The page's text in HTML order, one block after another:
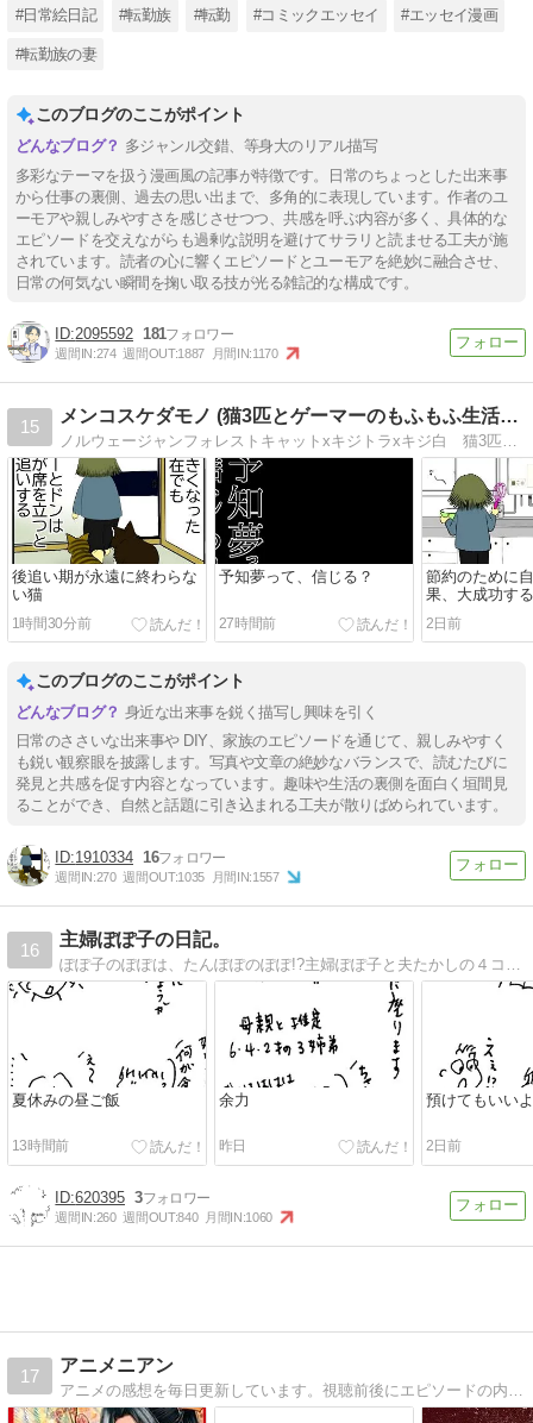
#日常絵日記 #転勤族 #転勤 #コミックエッセイ #エッセイ漫画
#転勤族の妻
このブログのここがポイント
多ジャンル交錯、等身大のリアル描写
多彩なテーマを扱う漫画風の記事が特徴です。日常のちょっとした出来事
から仕事の裏側、過去の思い出まで、多角的に表現しています。作者のユ
ーモアや親しみやすさを感じさせつつ、共感を呼ぶ内容が多く、具体的な
エピソードを交えながらも過剰な説明を避けてサラリと読ませる工夫が施
されています。読者の心に響くエピソードとユーモアを絶妙に融合させ、
日常の何気ない瞬間を掬い取る技が光る雑記的な構成です。
2095592 181
週間IN:274 週間OUT:1887 月間IN:1170
15
メンコスケダモノ (猫3匹とゲーマーのもふもふ生活漫画絵日…
ノルウェージャンフォレストキャットxキジトラxキジ白 猫3匹とゲーマーのもふもふ生活漫画絵日記「メンコスケダモノ」 3匹の愛猫との日常から、飼い主の思い出話まで。毎日更新中
後追い期が永遠に終わらな
い猫
1時間30分前
予知夢って、信じる？
27時間前
節約のために
果、大成功す
ちゃう話
2日前
このブログのここがポイント
身近な出来事を鋭く描写し興味を引く
日常のささいな出来事や DIY、家族のエピソードを通じて、親しみやすく
も鋭い観察眼を披露します。写真や文章の絶妙なバランスで、読むたびに
発見と共感を促す内容となっています。趣味や生活の裏側を面白く垣間見
ることができ、自然と話題に引き込まれる工夫が散りばめられています。
1910334 16
週間IN:270 週間OUT:1035 月間IN:1557
16
主婦ぽぽ子の日記。
ぽぽ子のぽぽは、たんぽぽのぽぽ!?主婦ぽぽ子と夫たかしの４コマ絵日記です。
夏休みの昼ご飯
13時間前
余力
昨日
預けてもいいよ
2日前
620395 3
週間IN:260 週間OUT:840 月間IN:1060
17
アニメニアン
アニメの感想を毎日更新しています。視聴前後にエピソードの内容を確認したい人、あらすじを知りたい人、見逃した人向けの内容になっています。